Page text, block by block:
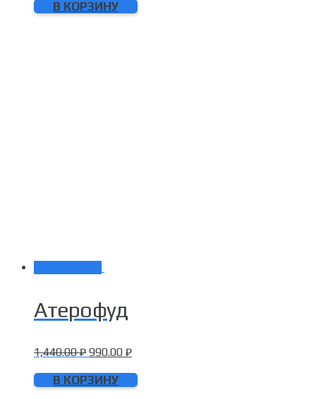
В КОРЗИНУ
Атерофуд
1,440.00₽ 990.00 ₽
В КОРЗИНУ